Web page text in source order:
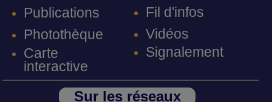
Publications
Photothèque
Carte
interactive
Fil d'infos
Vidéos
Signalement
Sur les réseaux